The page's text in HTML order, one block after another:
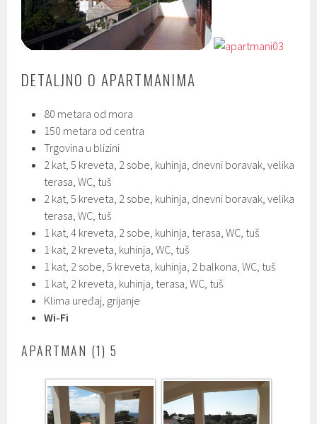
DETALJNO O APARTMANIMA
80 metara od mora
150 metara od centra
Trgovina u blizini
2 kat, 5 kreveta, 2 sobe, kuhinja, dnevni boravak, velika
terasa, WC, tuš
2 kat, 5 kreveta, 2 sobe, kuhinja, dnevni boravak, velika
terasa, WC, tuš
1 kat, 4 kreveta, 2 sobe, kuhinja, terasa, WC, tuš
1 kat, 2 kreveta, kuhinja, WC, tuš
1 kat, 2 sobe, 5 kreveta, kuhinja, 2 balkona, WC, tuš
1 kat, 2 kreveta, kuhinja, terasa, WC, tuš
Klima uređaj, grijanje
Wi-Fi
APARTMAN (1) 5